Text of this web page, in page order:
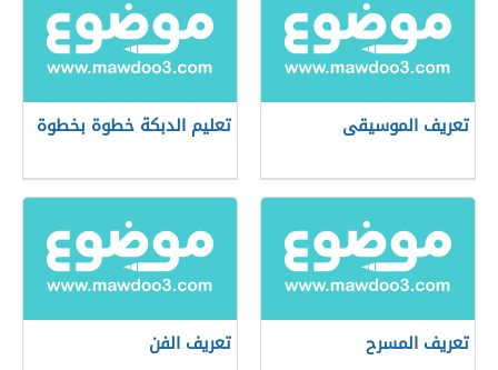
تعريف الموسيقى تعليم الدبكة خطوة بخطوة
تعريف المسرح تعريف الفن